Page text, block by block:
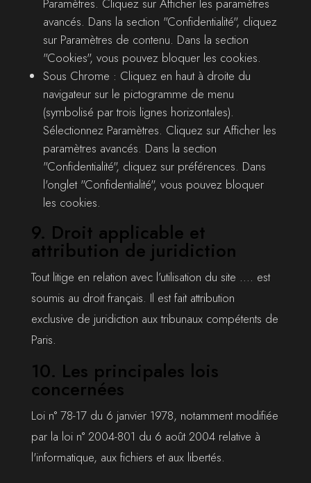
Paramètres. Cliquez sur Afficher les paramètres
avancés. Dans la section "Confidentialité", cliquez
sur Paramètres de contenu. Dans la section
"Cookies", vous pouvez bloquer les cookies.
Sous Chrome : Cliquez en haut à droite du
navigateur sur le pictogramme de menu
(symbolisé par trois lignes horizontales).
Sélectionnez Paramètres. Cliquez sur Afficher les
paramètres avancés. Dans la section
"Confidentialité", cliquez sur préférences. Dans
l'onglet "Confidentialité", vous pouvez bloquer
les cookies.
9. Droit applicable et
attribution de juridiction
Tout litige en relation avec l’utilisation du site .... est
soumis au droit français. Il est fait attribution
exclusive de juridiction aux tribunaux compétents de
Paris.
10. Les principales lois
concernées
Loi n° 78-17 du 6 janvier 1978, notamment modifiée
par la loi n° 2004-801 du 6 août 2004 relative à
l'informatique, aux fichiers et aux libertés.